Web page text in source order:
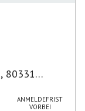
80331
ANMELDEFRIST
VORBEI